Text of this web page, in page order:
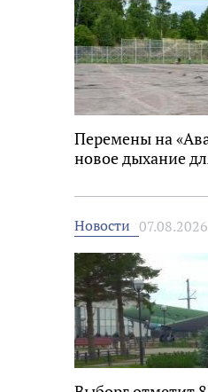
Перемены на
новое дыхание
Новости